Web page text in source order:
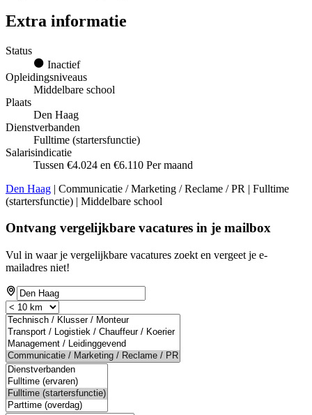
Extra informatie
Status
Inactief
Opleidingsniveaus
Middelbare school
Plaats
Den Haag
Dienstverbanden
Fulltime (startersfunctie)
Salarisindicatie
Tussen €4.024 en €6.110 Per maand
Den Haag | Communicatie / Marketing / Reclame / PR | Fulltime
(startersfunctie) | Middelbare school
Ontvang vergelijkbare vacatures in je mailbox
Vul in waar je vergelijkbare vacatures zoekt en vergeet je e-
mailadres niet!